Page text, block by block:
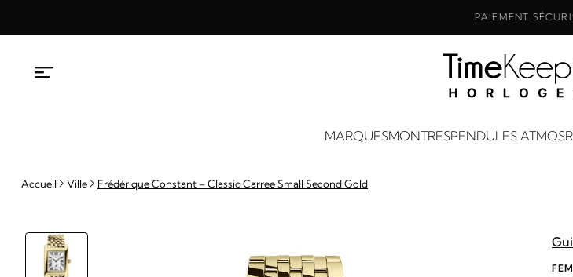
PAIEMENT
MARQUESMONTRESPENDULES ATMOS
Accueil Ville Frédérique Constant – Classic Carree Small Second Gold